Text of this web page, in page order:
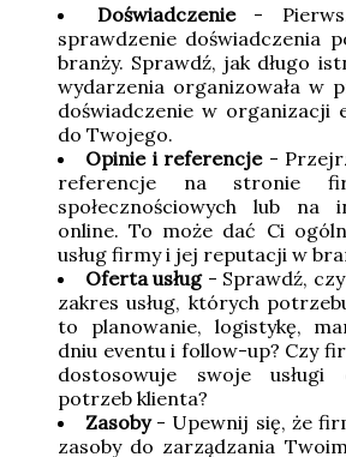
Doświadczenie-
sprawdzenie doświadczenia
branży. Sprawdź, jak długo
wydarzenia organizowała w
doświadczenie w organizacji
do Twojego.
Opinie i referencje-
referencje na stronie
społecznościowych lub na
online. To może dać Ci
usług firmy i jej reputacji w
Oferta usług- Sprawdź,
zakres usług, których
to planowanie, logistykę,
dniu eventu i follow-up? Czy
dostosowuje swoje usługi
potrzeb klienta?
Zasoby- Upewnij się, że
zasoby do zarządzania